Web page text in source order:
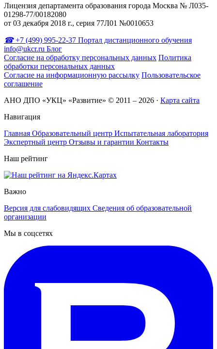
Лицензия департамента образования города Москва № Л035-
01298-77/00182080
от 03 декабря 2018 г., серия 77Л01 №0010653
+7 (499) 995-22-37 Портал дистанционного обучения
info@ukcr.ru Блог
Согласие на обработку персональных данных Политика
обработки персональных данных
Согласие на информационную рассылку Пользовательское
соглашение
АНО ДПО «УКЦ» «Развитие» © 2011 – 2026 · Карта сайта
Навигация
Главная Образовательный центр Испытательная лаборатория
Экспертный центр Отзывы и гарантии Контакты
Наш рейтинг
Важно
Версия для слабовидящих Сведения об образовательной
организации
Мы в соцсетях